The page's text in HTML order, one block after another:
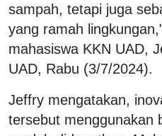
sampah, tetapi juga
yang ramah
mahasiswa KKN UAD,
UAD, Rabu (3/7/2024).
Jeffry mengatakan,
tersebut menggunakan